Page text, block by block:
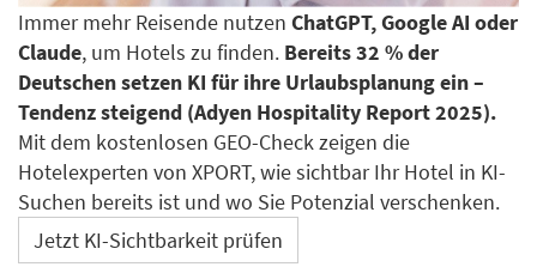
Immer mehr Reisende nutzen ChatGPT, Google AI oder
Claude, um Hotels zu finden. Bereits 32 % der
Deutschen setzen KI für ihre Urlaubsplanung ein –
Tendenz steigend (Adyen Hospitality Report 2025).
Mit dem kostenlosen GEO-Check zeigen die
Hotelexperten von XPORT, wie sichtbar Ihr Hotel in KI-
Suchen bereits ist und wo Sie Potenzial verschenken.
Jetzt KI-Sichtbarkeit prüfen